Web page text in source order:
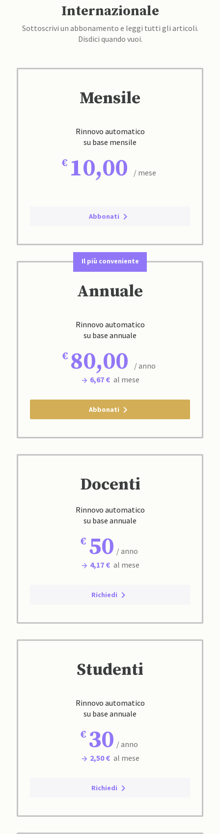
Internazionale
Sottoscrivi un abbonamento e leggi tutti gli articoli.
Disdici quando vuoi.
Mensile
Rinnovo automatico
su base mensile
10,00 / mese
Abbonati
Il più conveniente
Annuale
Rinnovo automatico
su base annuale
80,00
/ anno
6,67 € al mese
Abbonati
Docenti
Rinnovo automatico
su base annuale
50 / anno
4,17 € al mese
Richiedi
Studenti
Rinnovo automatico
su base annuale
30 / anno
2,50 € al mese
Richiedi